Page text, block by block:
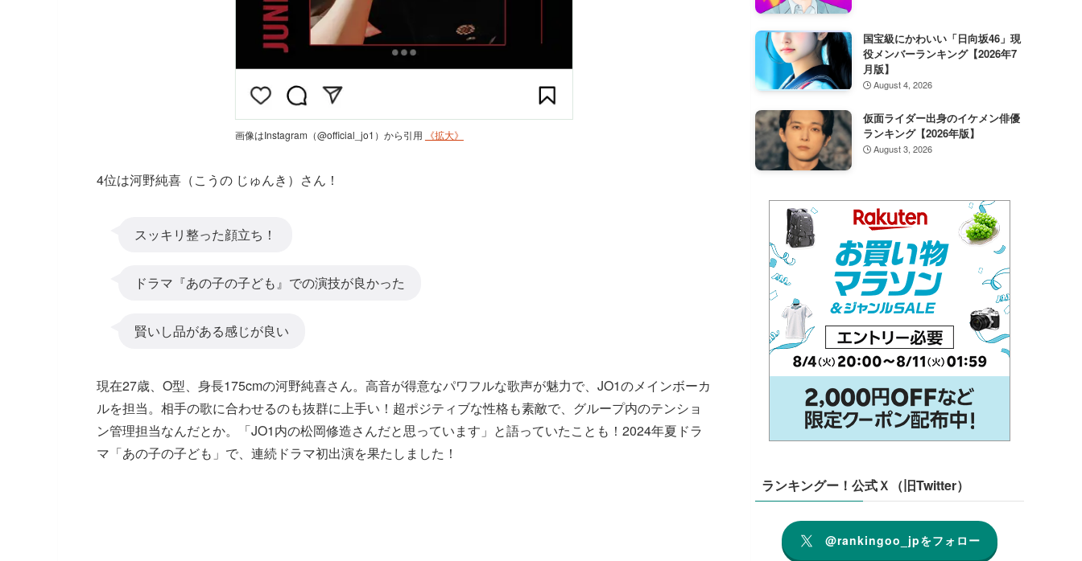
画像はInstagram（@official_jo1）から引用 《拡大》
4位は河野純喜（こうの じゅんき）さん！
スッキリ整った顔立ち！
ドラマ『あの子の子ども』での演技が良かった
賢いし品がある感じが良い
現在27歳、O型、身長175cmの河野純喜さん。高音が得意なパワフルな歌声が魅力で、JO1のメインボーカ
ルを担当。相手の歌に合わせるのも抜群に上手い！超ポジティブな性格も素敵で、グループ内のテンショ
ン管理担当なんだとか。「JO1内の松岡修造さんだと思っています」と語っていたことも！2024年夏ドラ
マ「あの子の子ども」で、連続ドラマ初出演を果たしました！
国宝級にかわいい「日向坂46」現
役メンバーランキング【2026年7
月版】
August 4, 2026
仮面ライダー出身のイケメン俳優
ランキング【2026年版】
August 3, 2026
ランキングー！公式Ｘ（旧Twitter）
@rankingoo_jpをフォロー